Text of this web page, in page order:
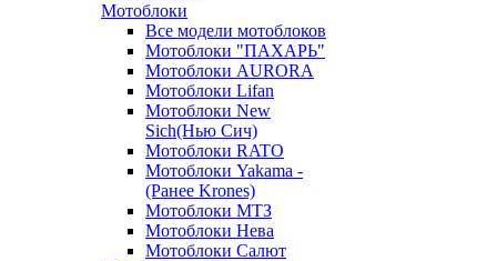
Мотоблоки
Все модели мотоблоков
Мотоблоки "ПАХАРЬ"
Мотоблоки AURORA
Мотоблоки Lifan
Мотоблоки New
Sich(Нью Сич)
Мотоблоки RATO
Мотоблоки Yakama -
(Ранее Krones)
Мотоблоки МТЗ
Мотоблоки Нева
Мотоблоки Салют